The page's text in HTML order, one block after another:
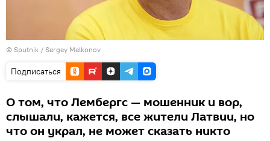
© Sputnik / Sergey Melkonov
Подписаться
О том, что Лембергс — мошенник и вор,
слышали, кажется, все жители Латвии, но
что он украл, не может сказать никто